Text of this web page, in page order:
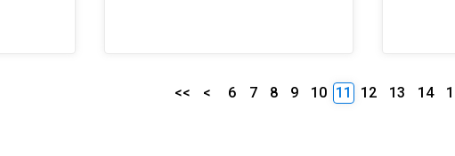
<< < 6 7 8 9 10 11 12 13 14